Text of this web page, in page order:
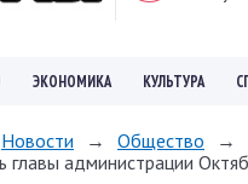
ЭКОНОМИКА КУЛЬТУРА
Новости → Общество
→
главы администрации